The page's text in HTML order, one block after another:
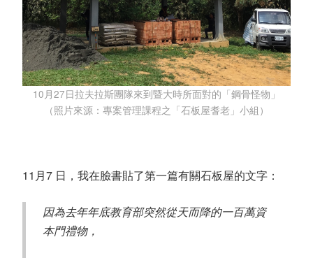
10月27日拉夫拉斯團隊來到暨大時所面對的「鋼骨怪物」
（照片來源：專案管理課程之「石板屋耆老」小組）
11月7 日，我在臉書貼了第一篇有關石板屋的文字：
因為去年年底教育部突然從天而降的一百萬資
本門禮物，